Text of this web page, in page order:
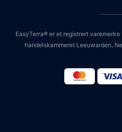
EasyTerra® er et registrert
handelskammeret Leeuwarden,